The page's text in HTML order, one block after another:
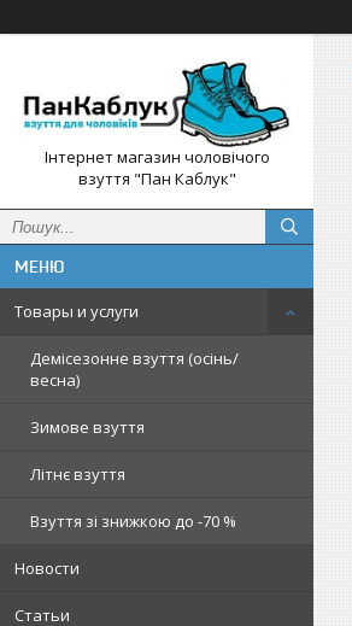
Інтернет магазин чоловічого
взуття "Пан Каблук"
Товары и услуги
Демісезонне взуття (осінь/
весна)
Зимове взуття
Літнє взуття
Взуття зі знижкою до -70 %
Новости
Статьи